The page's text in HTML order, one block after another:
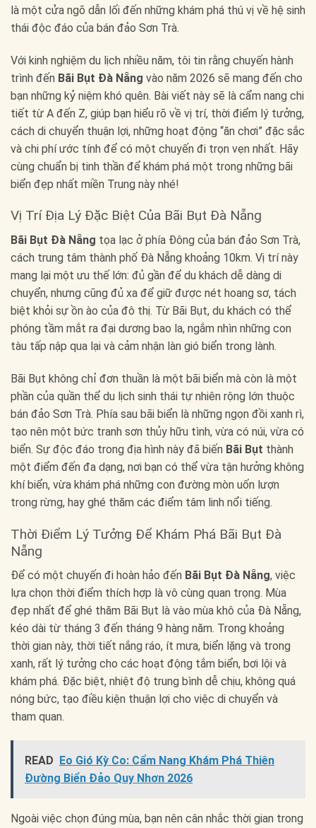
là một cửa ngõ dẫn lối đến những khám phá thú vị về hệ sinh
thái độc đáo của bán đảo Sơn Trà.
Với kinh nghiệm du lịch nhiều năm, tôi tin rằng chuyến hành
trình đến Bãi Bụt Đà Nẵng vào năm 2026 sẽ mang đến cho
bạn những kỷ niệm khó quên. Bài viết này sẽ là cẩm nang chi
tiết từ A đến Z, giúp bạn hiểu rõ về vị trí, thời điểm lý tưởng,
cách di chuyển thuận lợi, những hoạt động “ăn chơi” đặc sắc
và chi phí ước tính để có một chuyến đi trọn vẹn nhất. Hãy
cùng chuẩn bị tinh thần để khám phá một trong những bãi
biển đẹp nhất miền Trung này nhé!
Vị Trí Địa Lý Đặc Biệt Của Bãi Bụt Đà Nẵng
Bãi Bụt Đà Nẵng tọa lạc ở phía Đông của bán đảo Sơn Trà,
cách trung tâm thành phố Đà Nẵng khoảng 10km. Vị trí này
mang lại một ưu thế lớn: đủ gần để du khách dễ dàng di
chuyển, nhưng cũng đủ xa để giữ được nét hoang sơ, tách
biệt khỏi sự ồn ào của đô thị. Từ Bãi Bụt, du khách có thể
phóng tầm mắt ra đại dương bao la, ngắm nhìn những con
tàu tấp nập qua lại và cảm nhận làn gió biển trong lành.
Bãi Bụt không chỉ đơn thuần là một bãi biển mà còn là một
phần của quần thể du lịch sinh thái tự nhiên rộng lớn thuộc
bán đảo Sơn Trà. Phía sau bãi biển là những ngọn đồi xanh rì,
tạo nên một bức tranh sơn thủy hữu tình, vừa có núi, vừa có
biển. Sự độc đáo trong địa hình này đã biến Bãi Bụt thành
một điểm đến đa dạng, nơi bạn có thể vừa tận hưởng không
khí biển, vừa khám phá những con đường mòn uốn lượn
trong rừng, hay ghé thăm các điểm tâm linh nổi tiếng.
Thời Điểm Lý Tưởng Để Khám Phá Bãi Bụt Đà
Nẵng
Để có một chuyến đi hoàn hảo đến Bãi Bụt Đà Nẵng, việc
lựa chọn thời điểm thích hợp là vô cùng quan trọng. Mùa
đẹp nhất để ghé thăm Bãi Bụt là vào mùa khô của Đà Nẵng,
kéo dài từ tháng 3 đến tháng 9 hàng năm. Trong khoảng
thời gian này, thời tiết nắng ráo, ít mưa, biển lặng và trong
xanh, rất lý tưởng cho các hoạt động tắm biển, bơi lội và
khám phá. Đặc biệt, nhiệt độ trung bình dễ chịu, không quá
nóng bức, tạo điều kiện thuận lợi cho việc di chuyển và
tham quan.
READ Eo Gió Kỳ Co: Cẩm Nang Khám Phá Thiên
Đường Biển Đảo Quy Nhơn 2026
Ngoài việc chọn đúng mùa, bạn nên cân nhắc thời gian trong